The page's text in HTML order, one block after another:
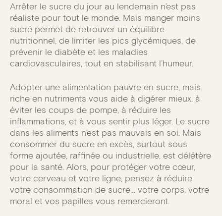
Arrêter le sucre du jour au lendemain n’est pas
réaliste pour tout le monde. Mais manger moins
sucré permet de retrouver un équilibre
nutritionnel, de limiter les pics glycémiques, de
prévenir le diabète et les maladies
cardiovasculaires, tout en stabilisant l’humeur.
Adopter une alimentation pauvre en sucre, mais
riche en nutriments vous aide à digérer mieux, à
éviter les coups de pompe, à réduire les
inflammations, et à vous sentir plus léger. Le sucre
dans les aliments n’est pas mauvais en soi. Mais
consommer du sucre en excès, surtout sous
forme ajoutée, raffinée ou industrielle, est délétère
pour la santé. Alors, pour protéger votre cœur,
votre cerveau et votre ligne, pensez à réduire
votre consommation de sucre… votre corps, votre
moral et vos papilles vous remercieront.